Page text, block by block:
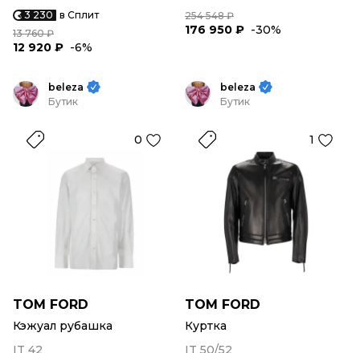
3 230 в Сплит
13 760 ₽
12 920 ₽ -6%
254 548 ₽
176 950 ₽ -30%
beleza
Бутик
0
TOM FORD
Кэжуал рубашка
IT 42
beleza
Бутик
1
TOM FORD
Куртка
IT 50/52